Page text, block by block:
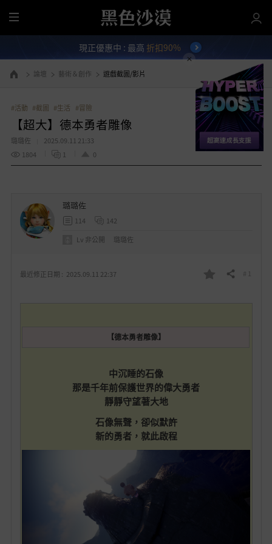
全
部
單
現正優惠中 : 最高 折扣90%
前往首頁 論壇 藝術＆創作 遊戲截圖/影片
#活動 #截圖 #生活 #冒險
【超大】德本勇者雕像
璐璐佐
2025.09.11 21:33
1804
1 0
最近修正日期 : 2025.09.11 22:37 分享 # 1
【德本勇者雕像】
中沉睡的石像
那是千年前保護世界的偉大勇者
靜靜守望著大地
石像無聲，卻似默許
新的勇者，就此啟程
璐璐佐
114
142
Lv 非公開 璐璐佐